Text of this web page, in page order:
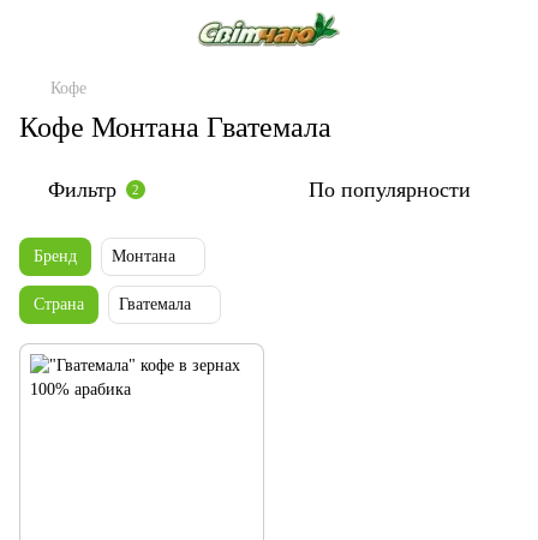
Кофе
Кофе Монтана Гватемала
Фильтр 2 По популярности
Бренд Монтана
Страна Гватемала